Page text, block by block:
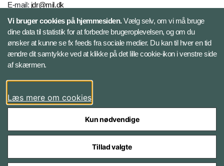
E-mail: jdr@mil.dk
Databeskyttelse
Følg Jydske Dragonregiment
Facebook
Styrelser og myndigheder under Forsvarsministeriet
Vi bruger cookies på hjemmesiden.Vælg selv, om vi må bruge
dine data til statistik for at forbedre brugeroplevelsen, og om du
ønsker at kunne se fx feeds fra sociale medier. Du kan til hver en tid
ændre dit samtykke ved at klikke på det lille cookie-ikon i venstre side
af skærmen.
Læs mere om cookies
Kun nødvendige
Tillad valgte